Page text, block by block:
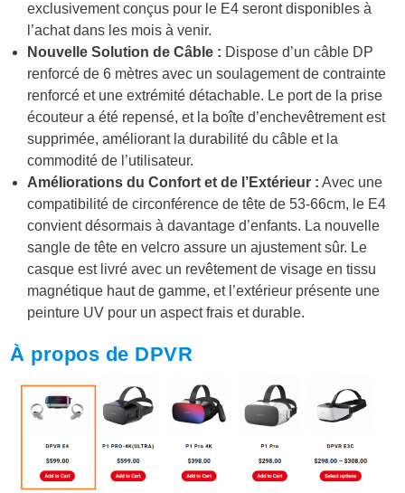
exclusivement conçus pour le E4 seront disponibles à
l’achat dans les mois à venir.
Nouvelle Solution de Câble : Dispose d’un câble DP
renforcé de 6 mètres avec un soulagement de contrainte
renforcé et une extrémité détachable. Le port de la prise
écouteur a été repensé, et la boîte d’enchevêtrement est
supprimée, améliorant la durabilité du câble et la
commodité de l’utilisateur.
Améliorations du Confort et de l’Extérieur : Avec une
compatibilité de circonférence de tête de 53-66cm, le E4
convient désormais à davantage d’enfants. La nouvelle
sangle de tête en velcro assure un ajustement sûr. Le
casque est livré avec un revêtement de visage en tissu
magnétique haut de gamme, et l’extérieur présente une
peinture UV pour un aspect frais et durable.
À propos de DPVR